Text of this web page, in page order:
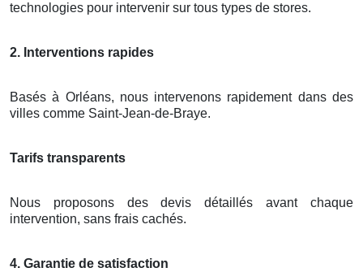
technologies pour intervenir sur tous types de stores.
2. Interventions rapides
Basés à Orléans, nous intervenons rapidement dans des
villes comme Saint-Jean-de-Braye.
Tarifs transparents
Nous proposons des devis détaillés avant chaque
intervention, sans frais cachés.
4. Garantie de satisfaction